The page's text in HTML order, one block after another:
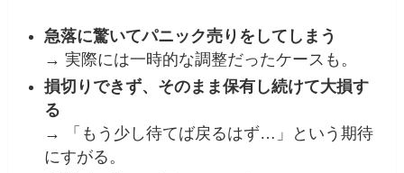
急落に驚いてパニック売りをしてしまう
→ 実際には一時的な調整だったケースも。
損切りできず、そのまま保有し続けて大損す
る
→ 「もう少し待てば戻るはず…」という期待
にすがる。